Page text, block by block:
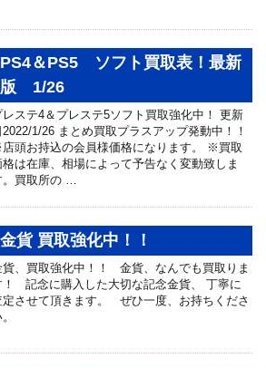
PS4＆PS5 ソフト買取表！最新
版 1/26
レステ4＆プレステ5ソフト買取強化中！ 更新
2022/1/26 まとめ買取プラスアップ発動中！！
頭お持込の会員様価格になります。 ※買取
格は在庫、相場によって予告なく変動致しま
。買取所の …
金貨 買取強化中！！
貨、買取強化中！！ 金貨、なんでも買取りま
！ 記念に購入した大切な記念金貨、 丁寧に
定させて頂きます。 ぜひ一度、お持ちくださ
。